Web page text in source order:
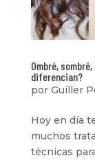
Ombré,
diferencian?
por Guiller
Hoy en día
muchos
técnicas